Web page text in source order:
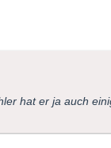
hat er ja auch